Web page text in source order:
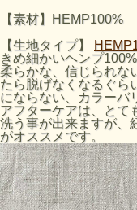
【素材】HEMP100%
【生地タイプ】
きめ細かいヘンプ
柔らかな、信じられな
たら脱げなくなるぐら
にならない、カラーバ
アフターケアは、とて
洗う事が出来ますが、
がオススメです。